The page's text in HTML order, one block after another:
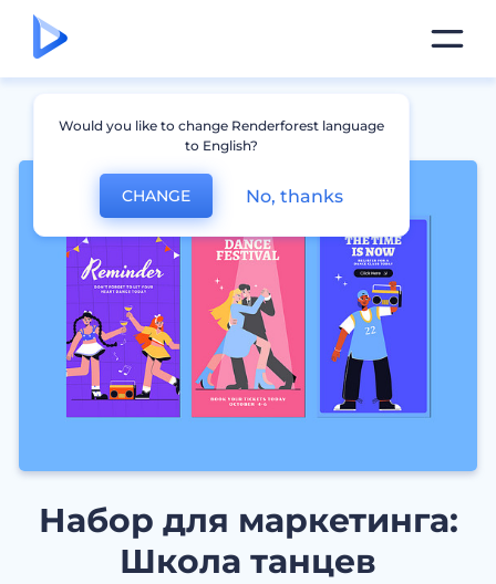
Набор для маркетинга:
Школа танцев
Would you like to change Renderforest language
to English?
CHANGE No, thanks